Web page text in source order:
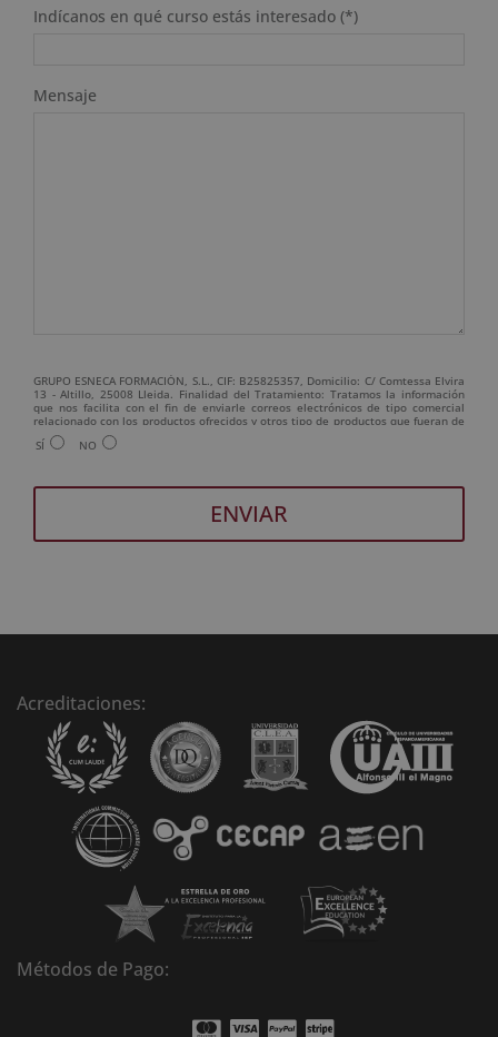
Indícanos en qué curso estás interesado (*)
Mensaje
GRUPO ESNECA FORMACIÓN, S.L., CIF: B25825357, Domicilio: C/ Comtessa Elvira
13 - Altillo, 25008 Lleida. Finalidad del Tratamiento: Tratamos la información
que nos facilita con el fin de enviarle correos electrónicos de tipo comercial
relacionado con los productos ofrecidos y otros tipo de productos que fueran de
su interés. Legitimación del tratamiento: Consentimiento del interesado.
Derechos: Puede ejercitar sus derechos identificándose suficientemente,
telefónica y/o email):
SÍ NO
e
n
Acreditaciones:
Métodos de Pago: